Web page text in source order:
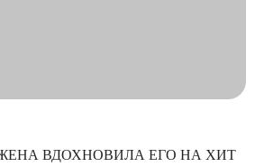
ВДОХНОВИЛА ЕГО НА ХИТ